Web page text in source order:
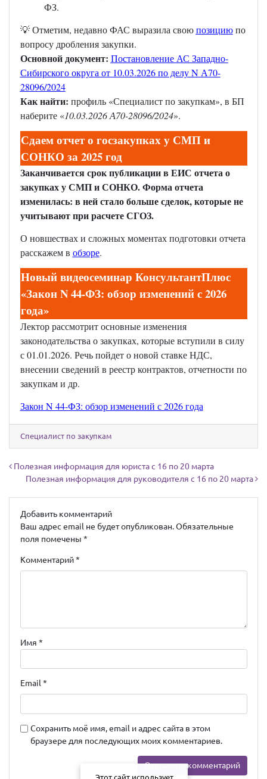
ФЗ.
💡 Отметим, недавно ФАС выразила своюпозициюпо
вопросу дробления закупки.
Основной документ: Постановление АС Западно-
Сибирского округа от 10.03.2026 по делу N А70-
28096/2024
Как найти: профиль «Специалист по закупкам», в БП
наберите «10.03.2026 А70-28096/2024».
Сдаем отчет о госзакупках у СМП и
СОНКО за 2025 год
Заканчивается срок публикации в ЕИС отчета о
закупках у СМП и СОНКО. Форма отчета
изменилась: в ней стало больше сделок, которые не
учитывают при расчете СГОЗ.
О новшествах и сложных моментах подготовки отчета
расскажем в обзоре.
Новый видеосеминар КонсультантПлюс
«Закон N 44-ФЗ: обзор изменений с 2026
года»
Лектор рассмотрит основные изменения
законодательства о закупках, которые вступили в силу
с 01.01.2026. Речь пойдет о новой ставке НДС,
внесении сведений в реестр контрактов, отчетности по
закупкам и др.
Закон N 44-ФЗ: обзор изменений с 2026 года
Специалист по закупкам
Навигация по записям
Полезная информация для юриста с 16 по 20 марта
Полезная информация для руководителя с 16 по 20 марта
Добавить комментарий
Ваш адрес email не будет опубликован. Обязательные
поля помечены *
Комментарий*
Имя *
Email*
Сохранить моё имя, email и адрес сайта в этом
браузере для последующих моих комментариев.